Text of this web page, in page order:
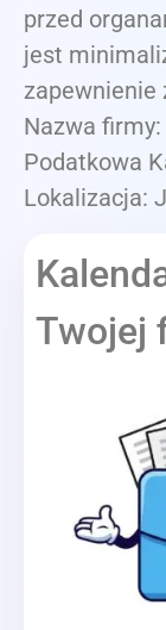
przed
jest
zapewnienie
Nazwa firmy:
Podatkowa
Lokalizacja:
Twojej